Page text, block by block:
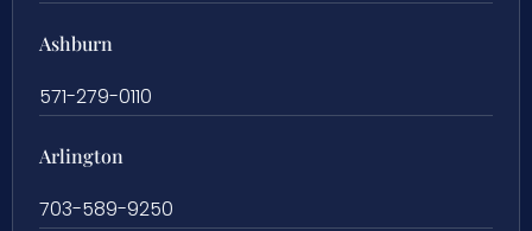
Ashburn
571-279-0110
Arlington
703-589-9250